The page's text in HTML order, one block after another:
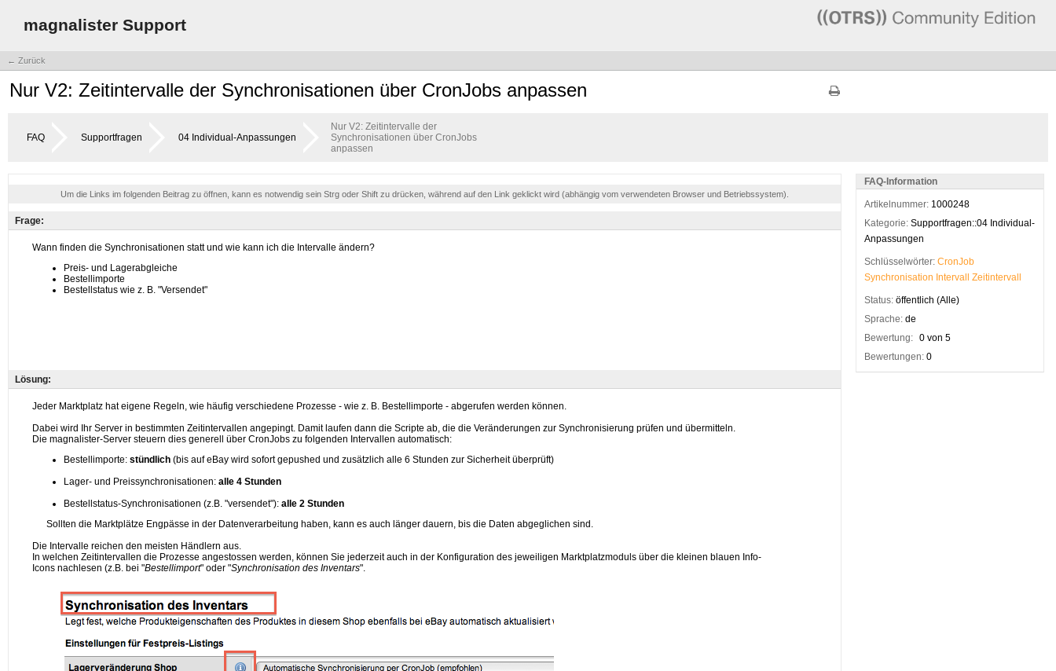
magnalister Support
← Zurück
Nur V2: Zeitintervalle der Synchronisationen über CronJobs anpassen
FAQ Supportfragen 04 Individual-Anpassungen
Nur V2: Zeitintervalle der
Synchronisationen über CronJobs
anpassen
Um die Links im folgenden Beitrag zu öffnen, kann es notwendig sein Strg oder Shift zu drücken, während auf den Link geklickt wird (abhängig vom verwendeten Browser und Betriebssystem).
Frage:
Lösung:
FAQ-Information
Artikelnummer: 1000248
Kategorie: Supportfragen::04 Individual-
Anpassungen
Schlüsselwörter: CronJob
Synchronisation Intervall Zeitintervall
Status: öffentlich (Alle)
Sprache: de
Bewertung: 0 von 5
Bewertungen: 0